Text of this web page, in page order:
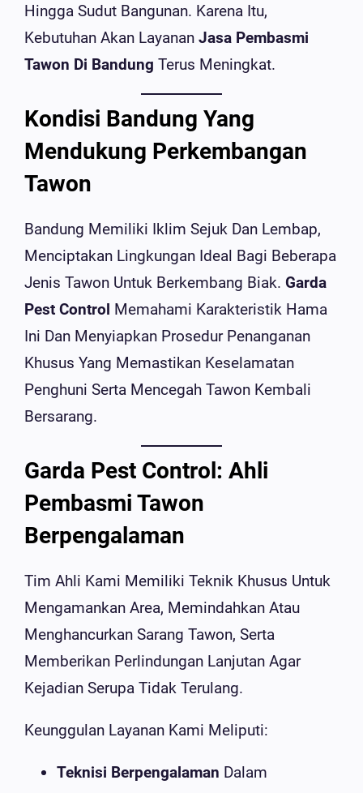
Hingga Sudut Bangunan. Karena Itu,
Kebutuhan Akan Layanan Jasa Pembasmi
Tawon Di Bandung Terus Meningkat.
Kondisi Bandung Yang
Mendukung Perkembangan
Tawon
Bandung Memiliki Iklim Sejuk Dan Lembap,
Menciptakan Lingkungan Ideal Bagi Beberapa
Jenis Tawon Untuk Berkembang Biak. Garda
Pest Control Memahami Karakteristik Hama
Ini Dan Menyiapkan Prosedur Penanganan
Khusus Yang Memastikan Keselamatan
Penghuni Serta Mencegah Tawon Kembali
Bersarang.
Garda Pest Control: Ahli
Pembasmi Tawon
Berpengalaman
Tim Ahli Kami Memiliki Teknik Khusus Untuk
Mengamankan Area, Memindahkan Atau
Menghancurkan Sarang Tawon, Serta
Memberikan Perlindungan Lanjutan Agar
Kejadian Serupa Tidak Terulang.
Keunggulan Layanan Kami Meliputi:
Teknisi Berpengalaman Dalam